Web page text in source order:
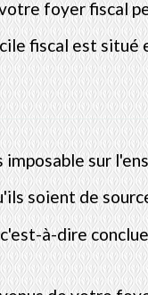
foyer fiscal
fiscal est situé
imposable sur
soient de
à-dire